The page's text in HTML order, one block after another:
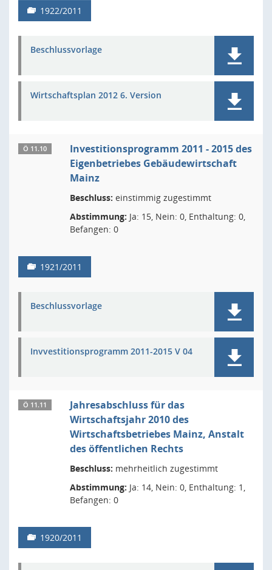
1922/2011
Beschlussvorlage
Wirtschaftsplan 2012 6. Version
Ö 11.10
Investitionsprogramm 2011 - 2015 des
Eigenbetriebes Gebäudewirtschaft
Mainz
Beschluss: einstimmig zugestimmt
Abstimmung: Ja: 15, Nein: 0, Enthaltung: 0,
Befangen: 0
1921/2011
Beschlussvorlage
Invvestitionsprogramm 2011-2015 V 04
Ö 11.11
Jahresabschluss für das
Wirtschaftsjahr 2010 des
Wirtschaftsbetriebes Mainz, Anstalt
des öffentlichen Rechts
Beschluss: mehrheitlich zugestimmt
Abstimmung: Ja: 14, Nein: 0, Enthaltung: 1,
Befangen: 0
1920/2011